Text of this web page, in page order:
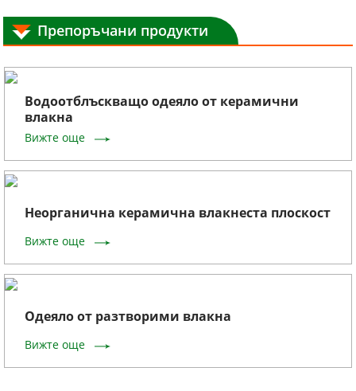
Препоръчани продукти
Водоотблъскващо одеяло от керамични
влакна
Вижте още
Неорганична керамична влакнеста плоскост
Вижте още
Одеяло от разтворими влакна
Вижте още